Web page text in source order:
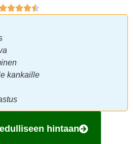
kankaille
hintaan